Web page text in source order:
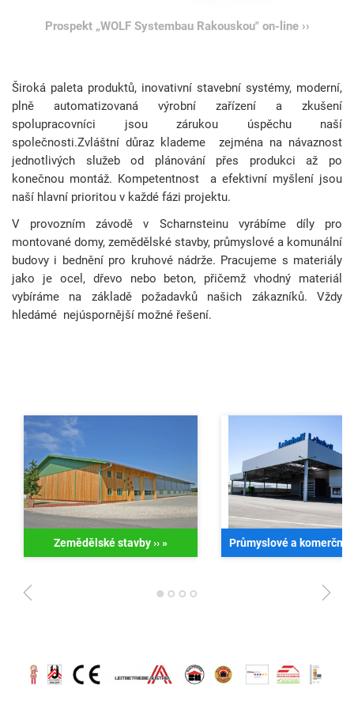
Prospekt „WOLF Systembau Rakouskou" on-line ››
Široká paleta produktů, inovativní stavební systémy, moderní,
plně automatizovaná výrobní zařízení a zkušení
spolupracovníci jsou zárukou úspěchu naší
společnosti.Zvláštní důraz klademe zejména na návaznost
jednotlivých služeb od plánování přes produkci až po
konečnou montáž. Kompetentnost a efektivní myšlení jsou
naší hlavní prioritou v každé fázi projektu.
V provozním závodě v Scharnsteinu vyrábíme díly pro
montované domy, zemědělské stavby, průmyslové a komunální
budovy i bednění pro kruhové nádrže. Pracujeme s materiály
jako je ocel, dřevo nebo beton, přičemž vhodný materiál
vybíráme na základě požadavků našich zákazníků. Vždy
hledámé nejúspornější možné řešení.
Zemědělské stavby ››» Průmyslové a komerční
1 2 3 4